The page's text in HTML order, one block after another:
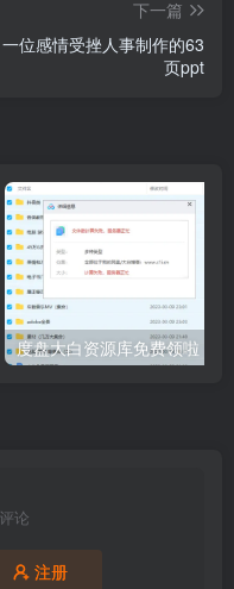
下一篇
一位感情受挫人事制作的63
页ppt
度盘大白资源库免费领啦！
论
注册